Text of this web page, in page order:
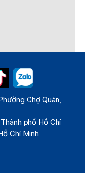
Chợ Quán,
phố Hồ Chí
Chí Minh